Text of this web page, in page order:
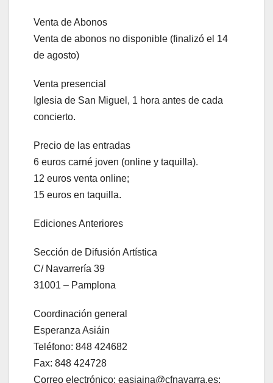
Venta de Abonos
Venta de abonos no disponible (finalizó el 14
de agosto)
Venta presencial
Iglesia de San Miguel, 1 hora antes de cada
concierto.
Precio de las entradas
6 euros carné joven (online y taquilla).
12 euros venta online;
15 euros en taquilla.
Ediciones Anteriores
Sección de Difusión Artística
C/ Navarrería 39
31001 – Pamplona
Coordinación general
Esperanza Asiáin
Teléfono: 848 424682
Fax: 848 424728
Correo electrónico: easiaina@cfnavarra.es;